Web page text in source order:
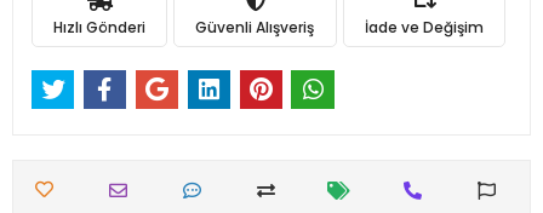
Hızlı Gönderi Güvenli Alışveriş İade ve Değişim